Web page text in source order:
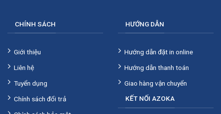
CHÍNH SÁCH
Giới thiệu
Liên hệ
Tuyển dụng
Chính sách đổi trả
HƯỚNG DẪN
Hướng dẫn đặt in online
Hướng dẫn thanh toán
Giao hàng vận chuyển
KẾT NỐI AZOKA